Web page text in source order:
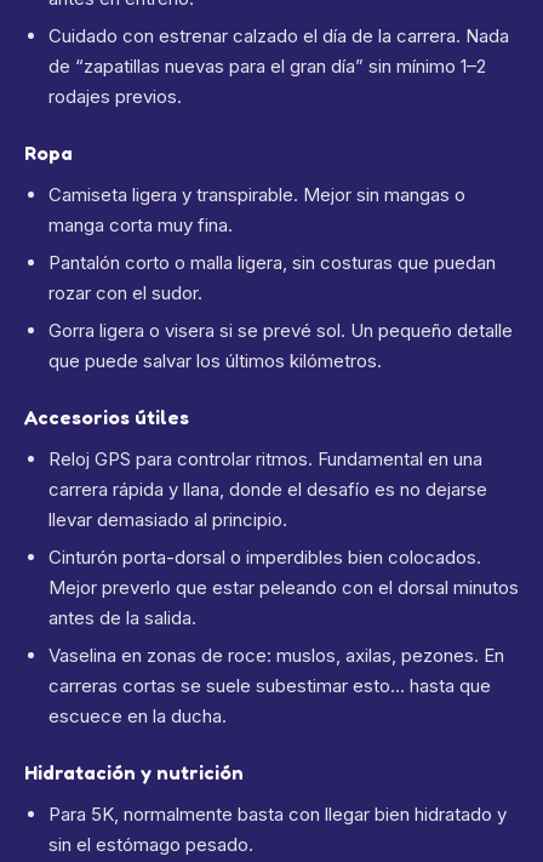
Cuidado con estrenar calzado el día de la carrera. Nada
de “zapatillas nuevas para el gran día” sin mínimo 1–2
rodajes previos.
Ropa
Camiseta ligera y transpirable. Mejor sin mangas o
manga corta muy fina.
Pantalón corto o malla ligera, sin costuras que puedan
rozar con el sudor.
Gorra ligera o visera si se prevé sol. Un pequeño detalle
que puede salvar los últimos kilómetros.
Accesorios útiles
Reloj GPS para controlar ritmos. Fundamental en una
carrera rápida y llana, donde el desafío es no dejarse
llevar demasiado al principio.
Cinturón porta-dorsal o imperdibles bien colocados.
Mejor preverlo que estar peleando con el dorsal minutos
antes de la salida.
Vaselina en zonas de roce: muslos, axilas, pezones. En
carreras cortas se suele subestimar esto… hasta que
escuece en la ducha.
Hidratación y nutrición
Para 5K, normalmente basta con llegar bien hidratado y
sin el estómago pesado.